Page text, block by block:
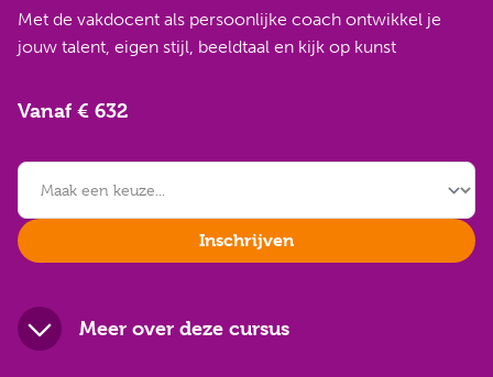
Met de vakdocent als persoonlijke coach ontwikkel je
jouw talent, eigen stijl, beeldtaal en kijk op kunst
Vanaf € 632
Inschrijven
Meer over deze cursus